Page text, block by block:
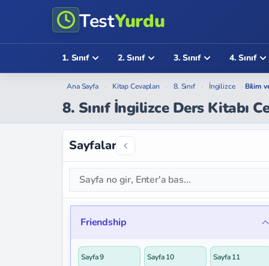
TestYurdu
1. Sınıf 2. Sınıf 3. Sınıf 4. Sınıf
Ana Sayfa › Kitap Cevapları › 8. Sınıf › İngilizce › Bilim
8. Sınıf İngilizce Ders Kitabı
Sayfalar
Friendship
Sayfa 9 Sayfa 10 Sayfa 11